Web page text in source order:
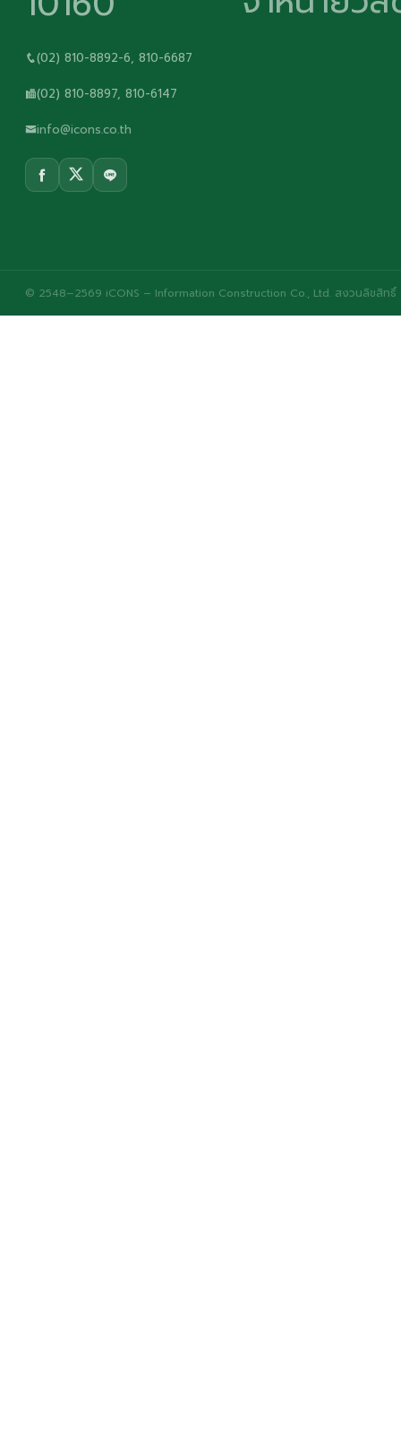
(02) 810-8892-6, 810-6687
(02) 810-8897, 810-6147
info@icons.co.th
© 2548–2569 iCONS – Information Construction Co., Ltd. สงวนลิขสิทธิ์